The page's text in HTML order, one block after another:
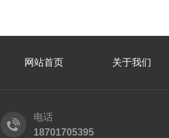
网站首页 关于我们
电话
18701705395